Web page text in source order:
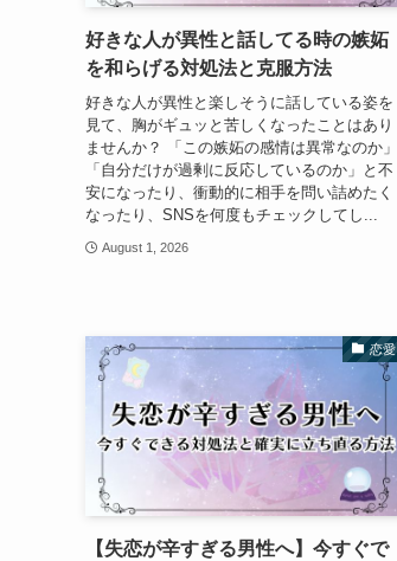
好きな人が異性と話してる時の嫉妬
を和らげる対処法と克服方法
好きな人が異性と楽しそうに話している姿を
見て、胸がギュッと苦しくなったことはあり
ませんか？ 「この嫉妬の感情は異常なのか」
「自分だけが過剰に反応しているのか」と不
安になったり、衝動的に相手を問い詰めたく
なったり、SNSを何度もチェックしてし...
August 1, 2026
恋愛
【失恋が辛すぎる男性へ】今すぐで